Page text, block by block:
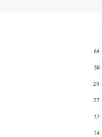
64
38
29
27
17
14